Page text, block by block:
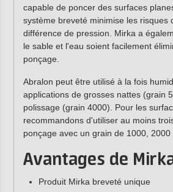
capable de poncer des surfaces
système breveté minimise les risques
différence de pression. Mirka a
le sable et l'eau soient facilement
ponçage.
Abralon peut être utilisé à la fois
applications de grosses nattes (grain
polissage (grain 4000). Pour les
recommandons d'utiliser au moins
ponçage avec un grain de 1000, 2000
Avantages de
Produit Mirka breveté unique